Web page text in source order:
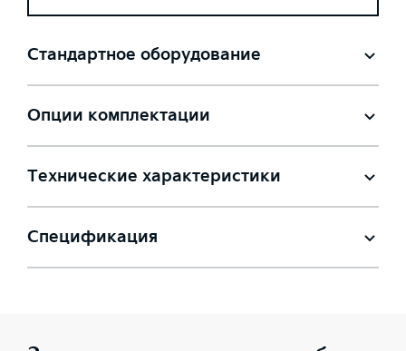
Стандартное оборудование
Опции комплектации
Технические характеристики
Спецификация